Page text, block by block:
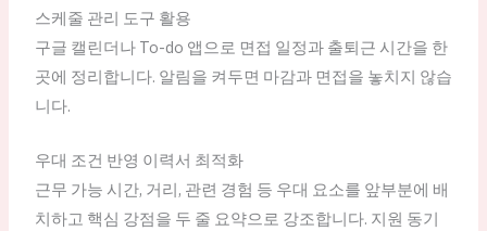
스케줄 관리 도구 활용
구글 캘린더나 To-do 앱으로 면접 일정과 출퇴근 시간을 한
곳에 정리합니다. 알림을 켜두면 마감과 면접을 놓치지 않습
니다.
우대 조건 반영 이력서 최적화
근무 가능 시간, 거리, 관련 경험 등 우대 요소를 앞부분에 배
치하고 핵심 강점을 두 줄 요약으로 강조합니다. 지원 동기